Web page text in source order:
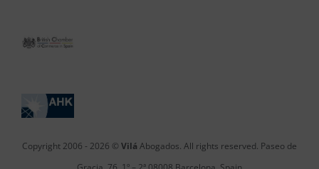
Copyright 2006 - 2026 © Vilá Abogados. All rights reserved. Paseo de